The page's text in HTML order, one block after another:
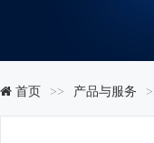
首页 产品与服务